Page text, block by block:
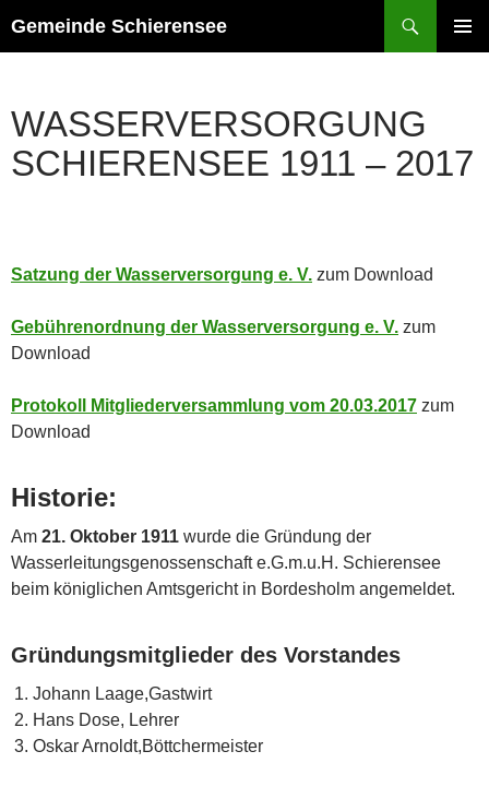
Inhalt
Gemeinde Schierensee
WASSERVERSORGUNG
SCHIERENSEE 1911 – 2017
Satzung der Wasserversorgung e. V. zum Download
Gebührenordnung der Wasserversorgung e. V. zum
Download
Protokoll Mitgliederversammlung vom 20.03.2017 zum
Download
Historie:
Am 21. Oktober 1911 wurde die Gründung der
Wasserleitungsgenossenschaft e.G.m.u.H. Schierensee
beim königlichen Amtsgericht in Bordesholm angemeldet.
Gründungsmitglieder des Vorstandes
Johann Laage,Gastwirt
Hans Dose, Lehrer
Oskar Arnoldt,Böttchermeister